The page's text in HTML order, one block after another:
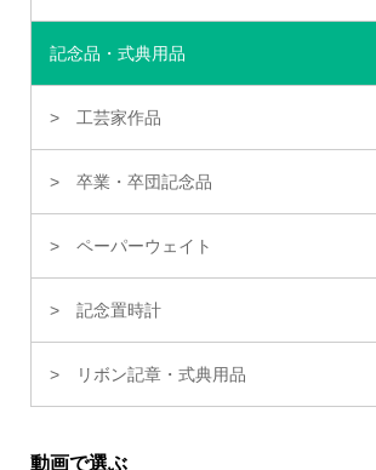
記念品・式典用品
工芸家作品
卒業・卒団記念品
ペーパーウェイト
記念置時計
リボン記章・式典用品
動画で選ぶ